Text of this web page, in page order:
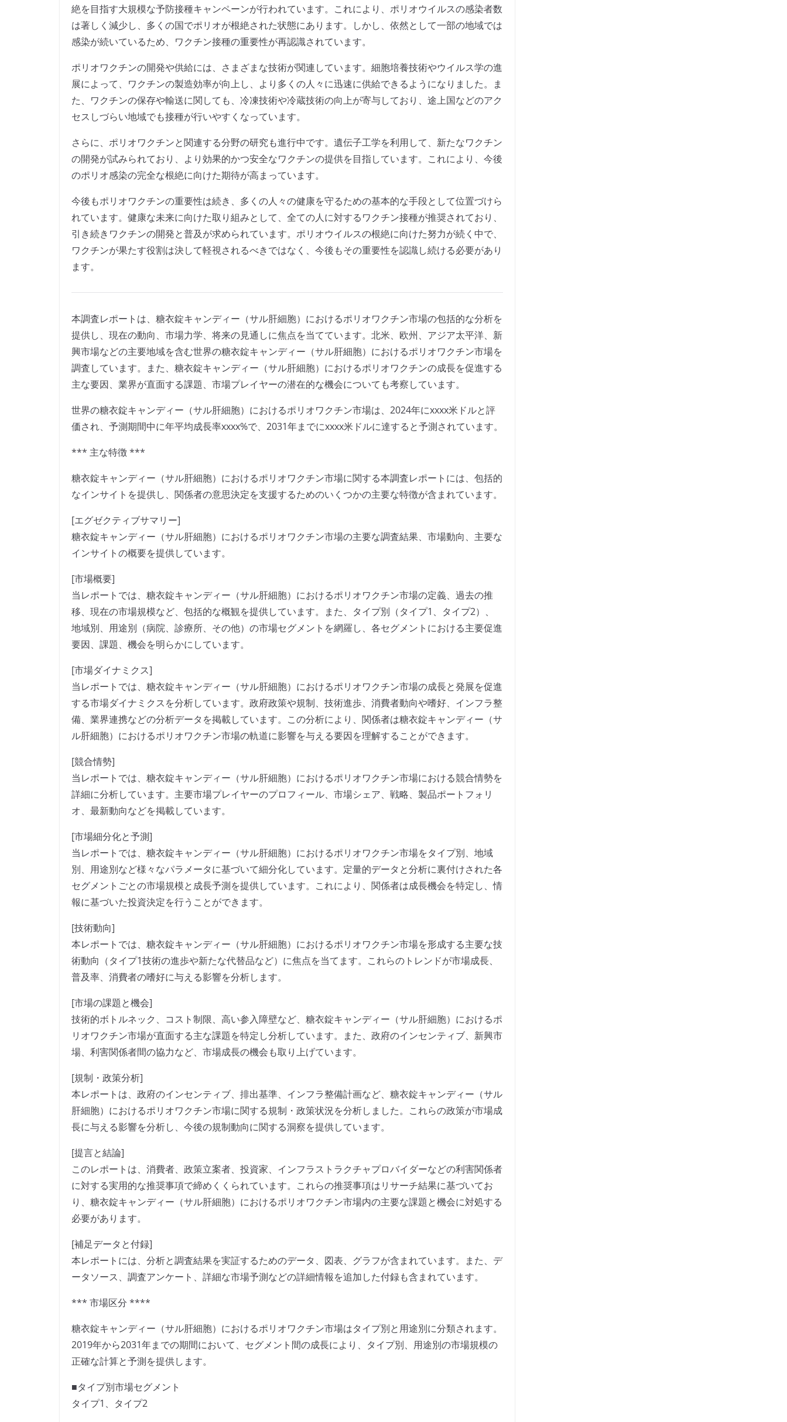
絶を目指す大規模な予防接種キャンペーンが行われています。これにより、ポリオウイルスの感染者数
は著しく減少し、多くの国でポリオが根絶された状態にあります。しかし、依然として一部の地域では
感染が続いているため、ワクチン接種の重要性が再認識されています。
ポリオワクチンの開発や供給には、さまざまな技術が関連しています。細胞培養技術やウイルス学の進
展によって、ワクチンの製造効率が向上し、より多くの人々に迅速に供給できるようになりました。ま
た、ワクチンの保存や輸送に関しても、冷凍技術や冷蔵技術の向上が寄与しており、途上国などのアク
セスしづらい地域でも接種が行いやすくなっています。
さらに、ポリオワクチンと関連する分野の研究も進行中です。遺伝子工学を利用して、新たなワクチン
の開発が試みられており、より効果的かつ安全なワクチンの提供を目指しています。これにより、今後
のポリオ感染の完全な根絶に向けた期待が高まっています。
今後もポリオワクチンの重要性は続き、多くの人々の健康を守るための基本的な手段として位置づけら
れています。健康な未来に向けた取り組みとして、全ての人に対するワクチン接種が推奨されており、
引き続きワクチンの開発と普及が求められています。ポリオウイルスの根絶に向けた努力が続く中で、
ワクチンが果たす役割は決して軽視されるべきではなく、今後もその重要性を認識し続ける必要があり
ます。
本調査レポートは、糖衣錠キャンディー（サル肝細胞）におけるポリオワクチン市場の包括的な分析を
提供し、現在の動向、市場力学、将来の見通しに焦点を当てています。北米、欧州、アジア太平洋、新
興市場などの主要地域を含む世界の糖衣錠キャンディー（サル肝細胞）におけるポリオワクチン市場を
調査しています。また、糖衣錠キャンディー（サル肝細胞）におけるポリオワクチンの成長を促進する
主な要因、業界が直面する課題、市場プレイヤーの潜在的な機会についても考察しています。
世界の糖衣錠キャンディー（サル肝細胞）におけるポリオワクチン市場は、2024年にxxxx米ドルと評
価され、予測期間中に年平均成長率xxxx%で、2031年までにxxxx米ドルに達すると予測されています。
*** 主な特徴 ***
糖衣錠キャンディー（サル肝細胞）におけるポリオワクチン市場に関する本調査レポートには、包括的
なインサイトを提供し、関係者の意思決定を支援するためのいくつかの主要な特徴が含まれています。
[エグゼクティブサマリー]
糖衣錠キャンディー（サル肝細胞）におけるポリオワクチン市場の主要な調査結果、市場動向、主要な
インサイトの概要を提供しています。
[市場概要]
当レポートでは、糖衣錠キャンディー（サル肝細胞）におけるポリオワクチン市場の定義、過去の推
移、現在の市場規模など、包括的な概観を提供しています。また、タイプ別（タイプ1、タイプ2）、
地域別、用途別（病院、診療所、その他）の市場セグメントを網羅し、各セグメントにおける主要促進
要因、課題、機会を明らかにしています。
[市場ダイナミクス]
当レポートでは、糖衣錠キャンディー（サル肝細胞）におけるポリオワクチン市場の成長と発展を促進
する市場ダイナミクスを分析しています。政府政策や規制、技術進歩、消費者動向や嗜好、インフラ整
備、業界連携などの分析データを掲載しています。この分析により、関係者は糖衣錠キャンディー（サ
ル肝細胞）におけるポリオワクチン市場の軌道に影響を与える要因を理解することができます。
[競合情勢]
当レポートでは、糖衣錠キャンディー（サル肝細胞）におけるポリオワクチン市場における競合情勢を
詳細に分析しています。主要市場プレイヤーのプロフィール、市場シェア、戦略、製品ポートフォリ
オ、最新動向などを掲載しています。
[市場細分化と予測]
当レポートでは、糖衣錠キャンディー（サル肝細胞）におけるポリオワクチン市場をタイプ別、地域
別、用途別など様々なパラメータに基づいて細分化しています。定量的データと分析に裏付けされた各
セグメントごとの市場規模と成長予測を提供しています。これにより、関係者は成長機会を特定し、情
報に基づいた投資決定を行うことができます。
[技術動向]
本レポートでは、糖衣錠キャンディー（サル肝細胞）におけるポリオワクチン市場を形成する主要な技
術動向（タイプ1技術の進歩や新たな代替品など）に焦点を当てます。これらのトレンドが市場成長、
普及率、消費者の嗜好に与える影響を分析します。
[市場の課題と機会]
技術的ボトルネック、コスト制限、高い参入障壁など、糖衣錠キャンディー（サル肝細胞）におけるポ
リオワクチン市場が直面する主な課題を特定し分析しています。また、政府のインセンティブ、新興市
場、利害関係者間の協力など、市場成長の機会も取り上げています。
[規制・政策分析]
本レポートは、政府のインセンティブ、排出基準、インフラ整備計画など、糖衣錠キャンディー（サル
肝細胞）におけるポリオワクチン市場に関する規制・政策状況を分析しました。これらの政策が市場成
長に与える影響を分析し、今後の規制動向に関する洞察を提供しています。
[提言と結論]
このレポートは、消費者、政策立案者、投資家、インフラストラクチャプロバイダーなどの利害関係者
に対する実用的な推奨事項で締めくくられています。これらの推奨事項はリサーチ結果に基づいてお
り、糖衣錠キャンディー（サル肝細胞）におけるポリオワクチン市場内の主要な課題と機会に対処する
必要があります。
[補足データと付録]
本レポートには、分析と調査結果を実証するためのデータ、図表、グラフが含まれています。また、デ
ータソース、調査アンケート、詳細な市場予測などの詳細情報を追加した付録も含まれています。
*** 市場区分 ****
糖衣錠キャンディー（サル肝細胞）におけるポリオワクチン市場はタイプ別と用途別に分類されます。
2019年から2031年までの期間において、セグメント間の成長により、タイプ別、用途別の市場規模の
正確な計算と予測を提供します。
■タイプ別市場セグメント
タイプ1、タイプ2